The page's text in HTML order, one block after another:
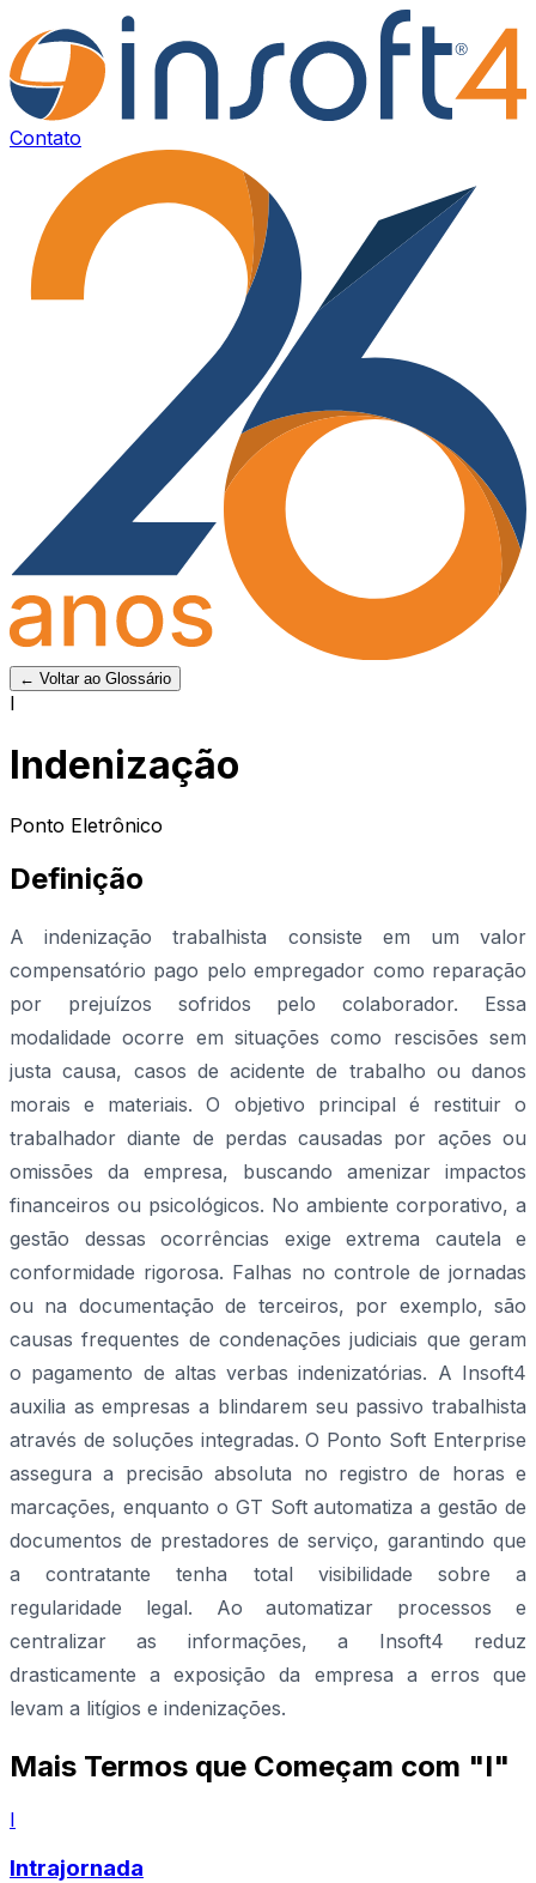
Contato
← Voltar ao Glossário
I
Indenização
Ponto Eletrônico
Definição
A indenização trabalhista consiste em um valor
compensatório pago pelo empregador como reparação
por prejuízos sofridos pelo colaborador. Essa
modalidade ocorre em situações como rescisões sem
justa causa, casos de acidente de trabalho ou danos
morais e materiais. O objetivo principal é restituir o
trabalhador diante de perdas causadas por ações ou
omissões da empresa, buscando amenizar impactos
financeiros ou psicológicos. No ambiente corporativo, a
gestão dessas ocorrências exige extrema cautela e
conformidade rigorosa. Falhas no controle de jornadas
ou na documentação de terceiros, por exemplo, são
causas frequentes de condenações judiciais que geram
o pagamento de altas verbas indenizatórias. A Insoft4
auxilia as empresas a blindarem seu passivo trabalhista
através de soluções integradas. O Ponto Soft Enterprise
assegura a precisão absoluta no registro de horas e
marcações, enquanto o GT Soft automatiza a gestão de
documentos de prestadores de serviço, garantindo que
a contratante tenha total visibilidade sobre a
regularidade legal. Ao automatizar processos e
centralizar as informações, a Insoft4 reduz
drasticamente a exposição da empresa a erros que
levam a litígios e indenizações.
Mais Termos que Começam com "I"
I
Intrajornada